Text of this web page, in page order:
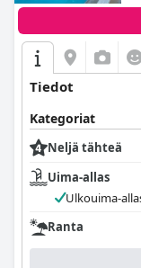
Tiedot
Kategoriat
Neljä tähteä
Uima-allas
Ulkouima-
Ranta